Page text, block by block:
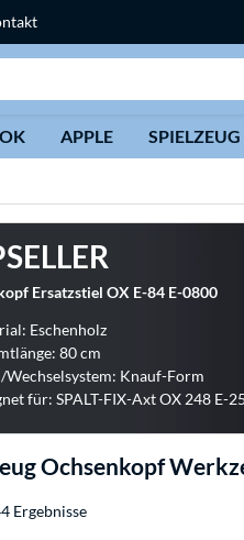
APPLE SPIELZEUG
Ersatzstiel OX E-84 E-0800
Eschenholz
80 cm
Wechselsystem: Knauf-Form
für: SPALT-FIX-Axt OX 248 E-
Ochsenkopf
Ergebnisse